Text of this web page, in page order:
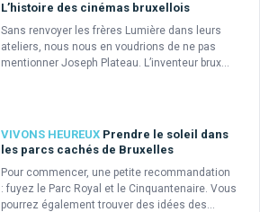
L’histoire des cinémas bruxellois
Sans renvoyer les frères Lumière dans leurs
ateliers, nous nous en voudrions de ne pas
mentionner Joseph Plateau. L’inventeur brux...
VIVONS HEUREUX Prendre le soleil dans
les parcs cachés de Bruxelles
Pour commencer, une petite recommandation
: fuyez le Parc Royal et le Cinquantenaire. Vous
pourrez également trouver des idées des...